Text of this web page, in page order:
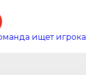
ищет игрока